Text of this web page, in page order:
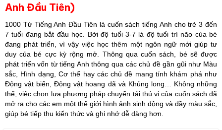
Anh Đầu Tiên)
1000 Từ Tiếng Anh Đầu Tiên là cuốn sách tiếng Anh cho trẻ 3 đến
7 tuổi đang bắt đầu học. Bởi độ tuổi 3-7 là độ tuổi trí não của bé
đang phát triển, vì vậy việc học thêm một ngôn ngữ mới giúp tư
duy của bé cực kỳ rộng mở. Thông qua cuốn sách, bé sẽ được
phát triển vốn từ tiếng Anh thông qua các chủ đề gần gũi như Màu
sắc, Hình dạng, Cơ thể hay các chủ đề mang tính khám phá như
Động vật biển, Động vật hoang dã và Khủng long… Không những
thế, việc chọn lựa phương pháp chuyển tải thú vị của cuốn sách đã
mở ra cho các em một thế giới hình ảnh sinh động và đầy màu sắc,
giúp bé tiếp thu kiến thức và ghi nhớ dễ dàng hơn.